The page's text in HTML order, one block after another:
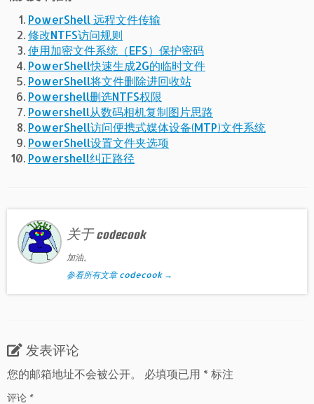
PowerShell 远程文件传输
修改NTFS访问规则
使用加密文件系统（EFS）保护密码
PowerShell快速生成2G的临时文件
PowerShell将文件删除进回收站
Powershell删选NTFS权限
Powershell从数码相机复制图片思路
PowerShell访问便携式媒体设备(MTP)文件系统
PowerShell设置文件夹选项
Powershell纠正路径
关于 codecook
加油。
参看所有文章 codecook →
发表评论
您的邮箱地址不会被公开。
必填项已用 *标注
评论 *